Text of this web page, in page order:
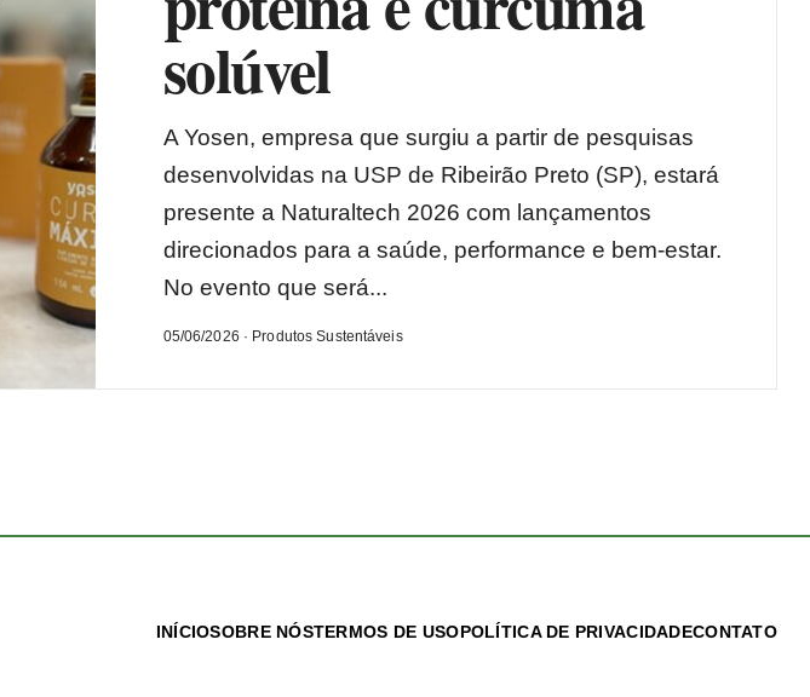
solúvel
A Yosen, empresa que surgiu a partir de pesquisas
desenvolvidas na USP de Ribeirão Preto (SP), estará
presente a Naturaltech 2026 com lançamentos
direcionados para a saúde, performance e bem-estar.
No evento que será...
05/06/2026 · Produtos Sustentáveis
INÍCIOSOBRE NÓSTERMOS DE USOPOLÍTICA DE PRIVACIDADECONTATO